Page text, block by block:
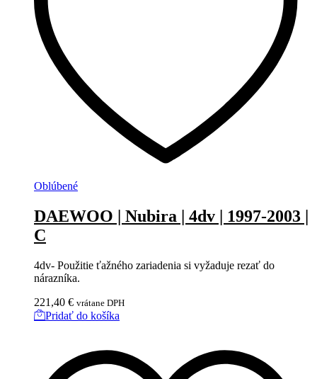
Oblúbené
DAEWOO | Nubira | 4dv | 1997-2003 |
C
4dv- Použitie ťažného zariadenia si vyžaduje rezať do
nárazníka.
221,40 € vrátane DPH
Pridať do košíka